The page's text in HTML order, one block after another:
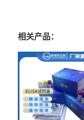
相关产品：